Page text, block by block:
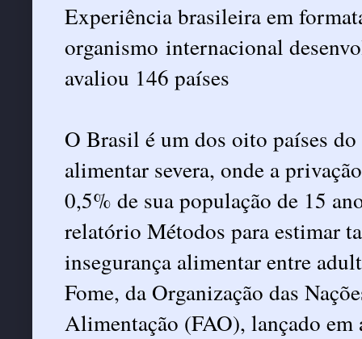
Experiência brasileira em
organismo internacional
avaliou 146 países
O Brasil é um dos oito países
alimentar severa, onde a
0,5% de sua população de 15
relatório Métodos para estimar
insegurança alimentar entre
Fome, da Organização das
Alimentação (FAO), lançado